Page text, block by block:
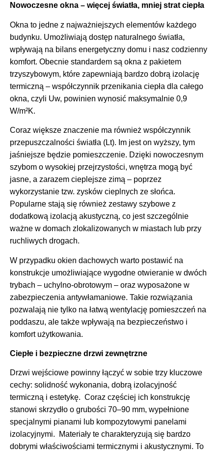
Nowoczesne okna – więcej światła, mniej strat ciepła
Okna to jedne z najważniejszych elementów każdego
budynku. Umożliwiają dostęp naturalnego światła,
wpływają na bilans energetyczny domu i nasz codzienny
komfort. Obecnie standardem są okna z pakietem
trzyszybowym, które zapewniają bardzo dobrą izolację
termiczną – współczynnik przenikania ciepła dla całego
okna, czyli Uw, powinien wynosić maksymalnie 0,9
W/m²K.
Coraz większe znaczenie ma również współczynnik
przepuszczalności światła (Lt). Im jest on wyższy, tym
jaśniejsze będzie pomieszczenie. Dzięki nowoczesnym
szybom o wysokiej przejrzystości, wnętrza mogą być
jasne, a zarazem cieplejsze zimą – poprzez
wykorzystanie tzw. zysków cieplnych ze słońca.
Popularne stają się również zestawy szybowe z
dodatkową izolacją akustyczną, co jest szczególnie
ważne w domach zlokalizowanych w miastach lub przy
ruchliwych drogach.
W przypadku okien dachowych warto postawić na
konstrukcje umożliwiające wygodne otwieranie w dwóch
trybach – uchylno-obrotowym – oraz wyposażone w
zabezpieczenia antywłamaniowe. Takie rozwiązania
pozwalają nie tylko na łatwą wentylację pomieszczeń na
poddaszu, ale także wpływają na bezpieczeństwo i
komfort użytkowania.
Ciepłe i bezpieczne drzwi zewnętrzne
Drzwi wejściowe powinny łączyć w sobie trzy kluczowe
cechy: solidność wykonania, dobrą izolacyjność
termiczną i estetykę. Coraz częściej ich konstrukcję
stanowi skrzydło o grubości 70–90 mm, wypełnione
specjalnymi pianami lub kompozytowymi panelami
izolacyjnymi. Materiały te charakteryzują się bardzo
dobrymi właściwościami termicznymi i akustycznymi. To